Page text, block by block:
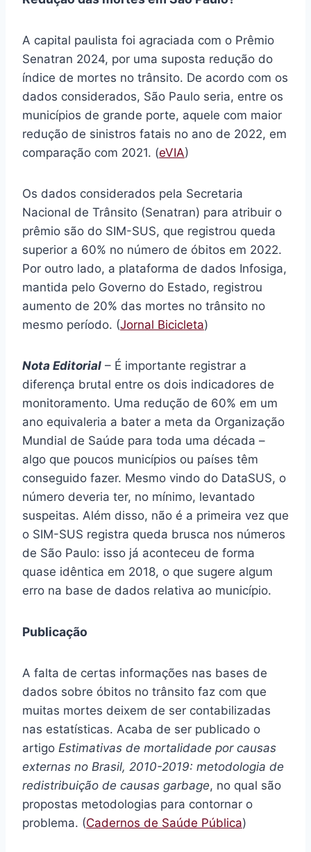
A capital paulista foi agraciada com o Prêmio
Senatran 2024, por uma suposta redução do
índice de mortes no trânsito. De acordo com os
dados considerados, São Paulo seria, entre os
municípios de grande porte, aquele com maior
redução de sinistros fatais no ano de 2022, em
comparação com 2021. (eVIA)
Os dados considerados pela Secretaria
Nacional de Trânsito (Senatran) para atribuir o
prêmio são do SIM-SUS, que registrou queda
superior a 60% no número de óbitos em 2022.
Por outro lado, a plataforma de dados Infosiga,
mantida pelo Governo do Estado, registrou
aumento de 20% das mortes no trânsito no
mesmo período. (Jornal Bicicleta)
Nota Editorial – É importante registrar a
diferença brutal entre os dois indicadores de
monitoramento. Uma redução de 60% em um
ano equivaleria a bater a meta da Organização
Mundial de Saúde para toda uma década –
algo que poucos municípios ou países têm
conseguido fazer. Mesmo vindo do DataSUS, o
número deveria ter, no mínimo, levantado
suspeitas. Além disso, não é a primeira vez que
o SIM-SUS registra queda brusca nos números
de São Paulo: isso já aconteceu de forma
quase idêntica em 2018, o que sugere algum
erro na base de dados relativa ao município.
Publicação
A falta de certas informações nas bases de
dados sobre óbitos no trânsito faz com que
muitas mortes deixem de ser contabilizadas
nas estatísticas. Acaba de ser publicado o
artigo Estimativas de mortalidade por causas
externas no Brasil, 2010-2019: metodologia de
redistribuição de causas garbage, no qual são
propostas metodologias para contornar o
problema. (Cadernos de Saúde Pública)